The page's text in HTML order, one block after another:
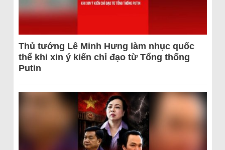
Thủ tướng Lê Minh Hưng làm nhục quốc
thể khi xin ý kiến chỉ đạo từ Tổng thống
Putin